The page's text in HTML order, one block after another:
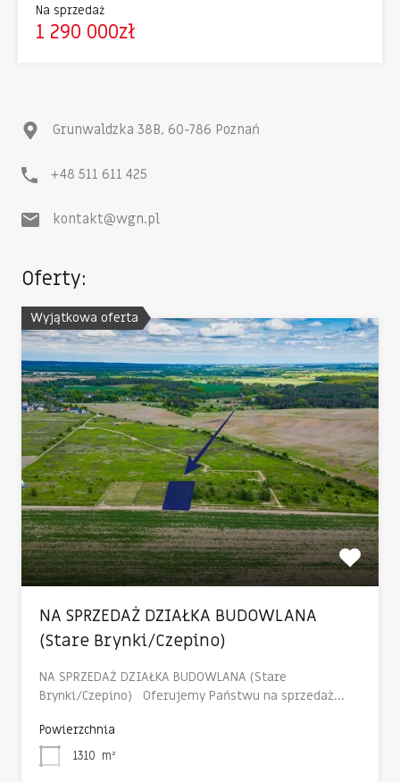
Na sprzedaż
1 290 000zł
Grunwaldzka 38B, 60-786 Poznań
+48 511 611 425
kontakt@wgn.pl
Oferty:
Wyjątkowa oferta
NA SPRZEDAŻ DZIAŁKA BUDOWLANA
(Stare Brynki/Czepino)
NA SPRZEDAŻ DZIAŁKA BUDOWLANA (Stare
Brynki/Czepino) Oferujemy Państwu na sprzedaż…
Powierzchnia
1310 m²